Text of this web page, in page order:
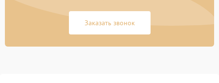
Заказать звонок